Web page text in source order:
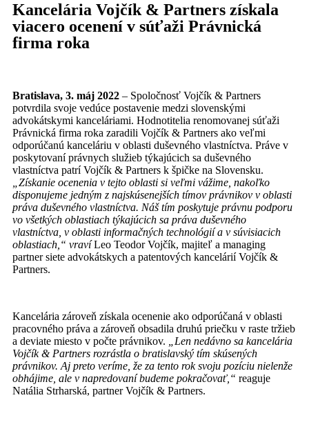
Kancelária Vojčík & Partners získala
viacero ocenení v súťaži Právnická
firma roka
Bratislava, 3. máj 2022 – Spoločnosť Vojčík & Partners
potvrdila svoje vedúce postavenie medzi slovenskými
advokátskymi kanceláriami. Hodnotitelia renomovanej súťaži
Právnická firma roka zaradili Vojčík & Partners ako veľmi
odporúčanú kanceláriu v oblasti duševného vlastníctva. Práve v
poskytovaní právnych služieb týkajúcich sa duševného
vlastníctva patrí Vojčík & Partners k špičke na Slovensku.
„Získanie ocenenia v tejto oblasti si veľmi vážime, nakoľko
disponujeme jedným z najskúsenejších tímov právnikov v oblasti
práva duševného vlastníctva. Náš tím poskytuje právnu podporu
vo všetkých oblastiach týkajúcich sa práva duševného
vlastníctva, v oblasti informačných technológií a v súvisiacich
oblastiach,“ vravíLeo Teodor Vojčík, majiteľ a managing
partner siete advokátskych a patentových kancelárií Vojčík &
Partners.
Kancelária zároveň získala ocenenie ako odporúčaná v oblasti
pracovného práva a zároveň obsadila druhú priečku v raste tržieb
a deviate miesto v počte právnikov.
„Len nedávno sa kancelária
Vojčík & Partners rozrástla o bratislavský tím skúsených
právnikov. Aj preto veríme, že za tento rok svoju pozíciu nielenže
obhájime, ale v napredovaní budeme pokračovať,“ reaguje
Natália Strharská, partner Vojčík & Partners.